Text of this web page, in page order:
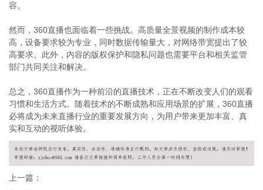
容。
然而，360直播也面临着一些挑战。高质量全景视频的制作成本较
高，设备要求较为专业，同时数据传输量大，对网络带宽提出了较
高要求。此外，内容的版权保护和隐私问题也需要平台和相关监管
部门共同关注和解决。
总之，360直播作为一种前沿的直播技术，正在不断改变人们的观看
习惯和生活方式。随着技术的不断成熟和应用场景的扩展，360直播
必将成为未来直播行业的重要发展方向，为用户带来更加丰富、真
实和互动的视听体验。
上一篇：